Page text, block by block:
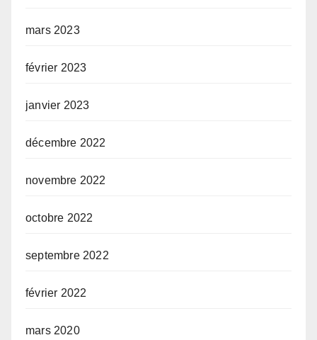
mars 2023
février 2023
janvier 2023
décembre 2022
novembre 2022
octobre 2022
septembre 2022
février 2022
mars 2020